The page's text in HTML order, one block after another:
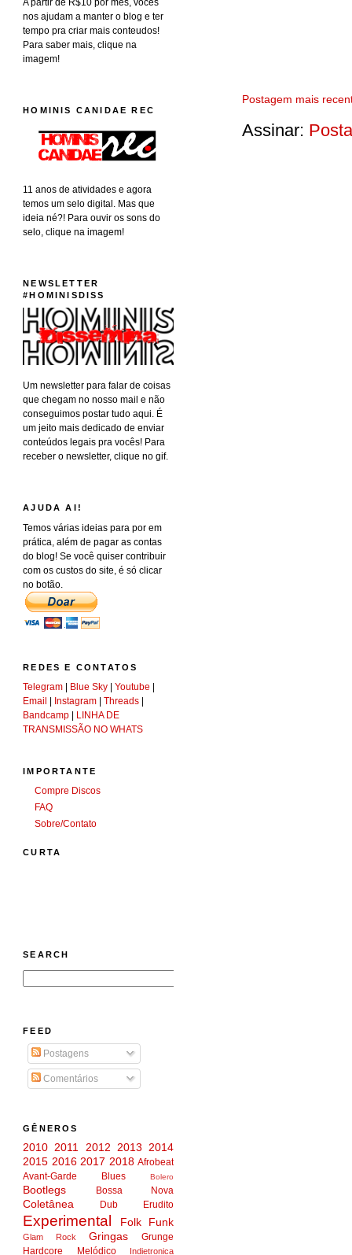
Postagem mais
Assinar:
A partir de R$10 por mês, vocês
nos ajudam a manter o blog e ter
tempo pra criar mais conteudos!
Para saber mais, clique na
imagem!
HOMINIS CANIDAE REC
11 anos de atividades e agora
temos um selo digital. Mas que
ideia né?! Para ouvir os sons do
selo, clique na imagem!
NEWSLETTER
#HOMINISDISS
Um newsletter para falar de coisas
que chegam no nosso mail e não
conseguimos postar tudo aqui. É
um jeito mais dedicado de enviar
conteúdos legais pra vocês! Para
receber o newsletter, clique no gif.
AJUDA AI!
Temos várias ideias para por em
prática, além de pagar as contas
do blog! Se você quiser contribuir
com os custos do site, é só clicar
no botão.
REDES E CONTATOS
Telegram | Blue Sky |Youtube |
Email | Instagram |Threads |
Bandcamp | LINHA DE
TRANSMISSÃO NO WHATS
IMPORTANTE
Compre Discos
FAQ
Sobre/Contato
CURTA
SEARCH
FEED
Postagens
Comentários
GÊNEROS
2010 2011 2012 2013 2014
2015 2016 2017 2018 Afrobeat
Avant-Garde
Blues Bolero
Bootlegs Bossa Nova
Coletânea Dub Erudito
Experimental Folk Funk
Glam Rock Gringas
Grunge
Hardcore Melódico
Indietronica